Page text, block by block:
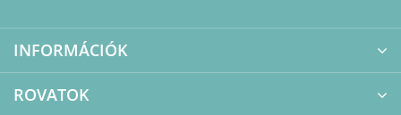
INFORMÁCIÓK
ROVATOK